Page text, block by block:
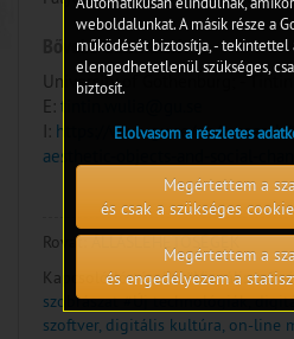
Bővebb információ:
University of Gothenburg; - Tintin
E: tintin.wulia@gu.se
I: https://www.gu.se/en/
aesthetic-objects-and-social-
Rovat:ÁLLÁSLEHETŐSÉGEK
Kapcsolódó témák:#Vizuális
szobrászat #Új technológiák,
szoftver, digitális kultúra, on-line
weboldalunkat. A másik része a
működését biztosítja, - tekintettel
elengedhetetlenül szükséges,
biztosít.
Elolvasom a részletes
Megértettem a
és csak a szükséges
Megértettem a
és engedélyezem a